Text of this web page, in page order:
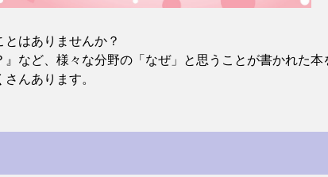
はありませんか？
など、様々な分野の「なぜ」と思うことが書かれた本
んあります。